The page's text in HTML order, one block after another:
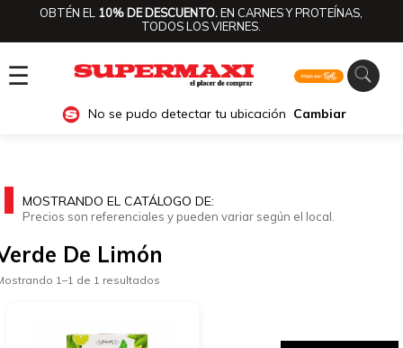
OBTÉN EL 10% DE DESCUENTO.EN CARNES Y PROTEÍNAS,
TODOS LOS VIERNES.
☰
No se pudo detectar tu ubicación Cambiar
MOSTRANDO EL CATÁLOGO DE:
Precios son referenciales y pueden variar según el local.
De Limón
1–1 de 1 resultados